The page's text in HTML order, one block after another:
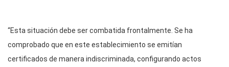
“Esta situación debe ser combatida frontalmente. Se ha
comprobado que en este establecimiento se emitían
certificados de manera indiscriminada, configurando actos